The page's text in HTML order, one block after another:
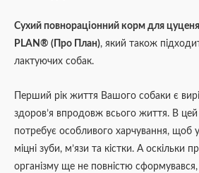
Сухий повнораціонний корм для
PLAN® (Про План), який також
лактуючих собак.
Перший рік життя Вашого собаки є
здоров’я впродовж всього життя. В
потребує особливого харчування, щоб
міцні зуби, м’язи та кістки. А оскільки
організму ще не повністю